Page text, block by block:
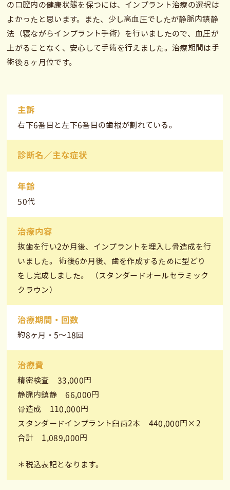
の口腔内の健康状態を保つには、インプラント治療の選択は
よかったと思います。また、少し高血圧でしたが静脈内鎮静
法（寝ながらインプラント手術）を行いましたので、血圧が
上がることなく、安心して手術を行えました。治療期間は手
術後８ヶ月位です。
主訴
右下6番目と左下6番目の歯根が割れている。
診断名／主な症状
年齢
50代
治療内容
抜歯を行い2か月後、インプラントを埋入し骨造成を行
いました。 術後6か月後、歯を作成するために型どり
をし完成しました。 （スタンダードオールセラミック
クラウン）
治療期間・回数
約8ヶ月・5〜18回
治療費
精密検査 33,000円
静脈内鎮静 66,000円
骨造成 110,000円
スタンダードインプラント臼歯2本 440,000円×2
合計 1,089,000円
＊税込表記となります。